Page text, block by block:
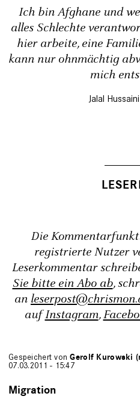
Ich bin Afghane und
alles Schlechte
hier arbeite, eine
kann nur ohnmächtig
mich
Jalal Hussaini
Die
registrierte Nutzer
Leserkommentar
Sie bitte ein Abo ab,
an
aufInstagram,
Gespeichert vonGerolf Kurowski
07.03.2011 - 15:47
Migration